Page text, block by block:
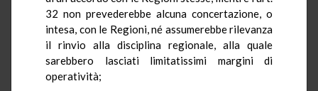
32 non prevederebbe alcuna concertazione, o
intesa, con le Regioni, né assumerebbe rilevanza
il rinvio alla disciplina regionale, alla quale
sarebbero lasciati limitatissimi margini di
operatività;